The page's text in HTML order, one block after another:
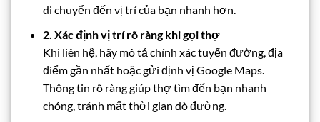
di chuyển đến vị trí của bạn nhanh hơn.
2. Xác định vị trí rõ ràng khi gọi thợ
Khi liên hệ, hãy mô tả chính xác tuyến đường, địa
điểm gần nhất hoặc gửi định vị Google Maps.
Thông tin rõ ràng giúp thợ tìm đến bạn nhanh
chóng, tránh mất thời gian dò đường.